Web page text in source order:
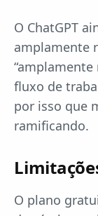
O ChatGPT
amplamente
“amplamente
fluxo de
por isso que
ramificando.
O plano